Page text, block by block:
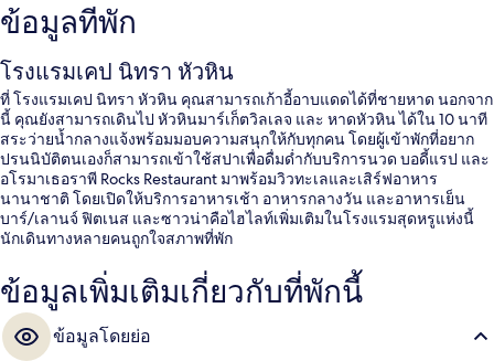
ข้อมูลที่พัก
โรงแรมเคป นิทรา หัวหิน
ที่ โรงแรมเคป นิทรา หัวหิน คุณสามารถเก้าอี้อาบแดดได้ที่ชายหาด นอกจาก
นี้ คุณยังสามารถเดินไป หัวหินมาร์เก็ตวิลเลจ และ หาดหัวหิน ได้ใน 10 นาที
สระว่ายน้ำกลางแจ้งพร้อมมอบความสนุกให้กับทุกคน โดยผู้เข้าพักที่อยาก
ปรนนิบัติตนเองก็สามารถเข้าใช้สปาเพื่อดื่มด่ำกับบริการนวด บอดี้แรป และ
อโรมาเธอราพี Rocks Restaurant มาพร้อมวิวทะเลและเสิร์ฟอาหาร
นานาชาติ โดยเปิดให้บริการอาหารเช้า อาหารกลางวัน และอาหารเย็น
บาร์/เลานจ์ ฟิตเนส และซาวน่าคือไฮไลท์เพิ่มเติมในโรงแรมสุดหรูแห่งนี้
นักเดินทางหลายคนถูกใจสภาพที่พัก
ข้อมูลเพิ่มเติมเกี่ยวกับที่พักนี้
ข้อมูลโดยย่อ